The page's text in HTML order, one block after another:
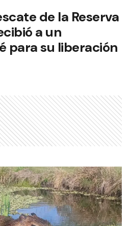
de la Reserva
a un
para su liberación